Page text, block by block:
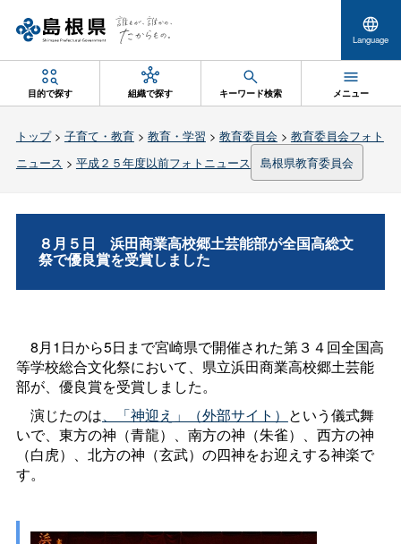
Language
目的で探す 組織で探す キーワード検索 メニュー
トップ> 子育て・教育> 教育・学習 > 教育委員会 > 教育委員会フォト
ニュース > 平成２５年度以前フォトニュース 島根県教育委員会
８月５ 日 浜田商業高校郷土芸能部が全国高総文
祭で優良賞を受賞しました
8月1日から5日まで宮崎県で開催された第３４回全国高
等学校総合文化祭において、県立浜田商業高校郷土芸能
部が、優良賞を受賞しました。
演じたのは 、「神迎え」（外部サイト） という儀式舞
いで、東方の神（青龍）、南方の神（朱雀）、西方の神
（白虎）、北方の神（玄武）の四神をお迎えする神楽で
す。